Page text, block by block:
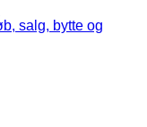
salg, bytte og